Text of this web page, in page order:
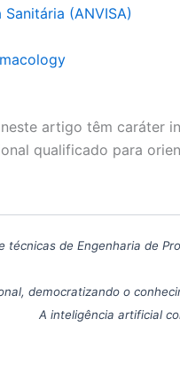
(ANVISA)
artigo têm caráter
qualificado para
técnicas de Engenharia de
democratizando o
A inteligência artificial